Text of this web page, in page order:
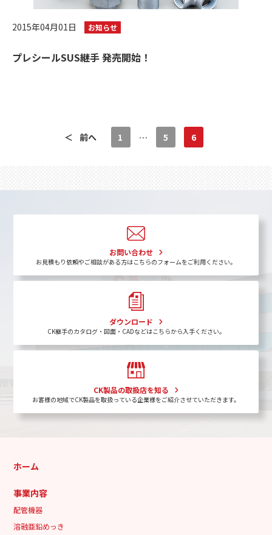
2015年04月01日 お知らせ
プレシールSUS継手 発売開始！
＜ 前へ 1 … 5 6
お問い合わせ
お見積もり依頼やご相談がある方はこちらのフォームをご利用ください。
ダウンロード
CK継手のカタログ・図面・CADなどはこちらから入手ください。
CK製品の取扱店を知る
お客様の地域でCK製品を取扱っている企業様をご紹介させていただきます。
ホーム
事業内容
配管機器
溶融亜鉛めっき